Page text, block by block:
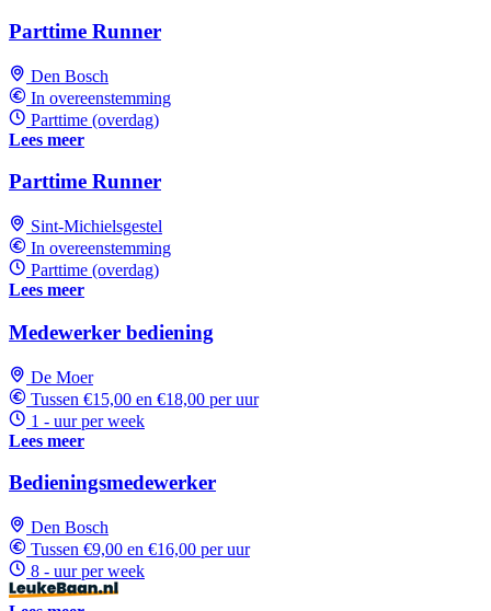
Parttime Runner
Den Bosch
In overeenstemming
Parttime (overdag)
Lees meer
Parttime Runner
Sint-Michielsgestel
In overeenstemming
Parttime (overdag)
Lees meer
Medewerker bediening
De Moer
Tussen €15,00 en €18,00 per uur
1 - uur per week
Lees meer
Bedieningsmedewerker
Den Bosch
Tussen €9,00 en €16,00 per uur
8 - uur per week